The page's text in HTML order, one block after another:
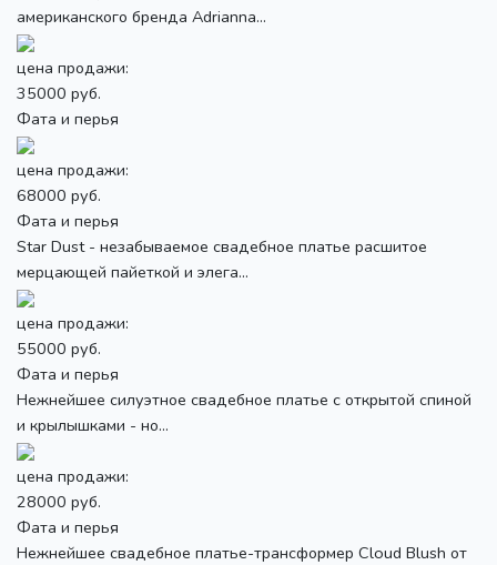
американского бренда Adrianna...
цена продажи:
35000 руб.
Фата и перья
цена продажи:
68000 руб.
Фата и перья
Star Dust - незабываемое свадебное платье расшитое
мерцающей пайеткой и элега...
цена продажи:
55000 руб.
Фата и перья
Нежнейшее силуэтное свадебное платье с открытой спиной
и крылышками - но...
цена продажи:
28000 руб.
Фата и перья
Нежнейшее свадебное платье-трансформер Cloud Blush от